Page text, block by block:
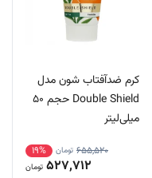
کرم ضدآفتاب شون مدل
Double Shield حجم 50
میلی‌لیتر
655,520 تومان 19%
527,712 تومان